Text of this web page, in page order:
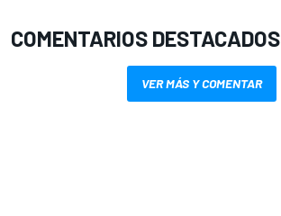
COMENTARIOS DESTACADOS
VER MÁS Y COMENTAR